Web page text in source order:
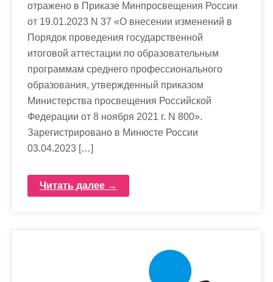
отражено в Приказе Минпросвещения России
от 19.01.2023 N 37 «О внесении изменений в
Порядок проведения государственной
итоговой аттестации по образовательным
программам среднего профессионального
образования, утвержденный приказом
Министерства просвещения Российской
Федерации от 8 ноября 2021 г. N 800».
Зарегистрировано в Минюсте России
03.04.2023 […]
Читать далее →